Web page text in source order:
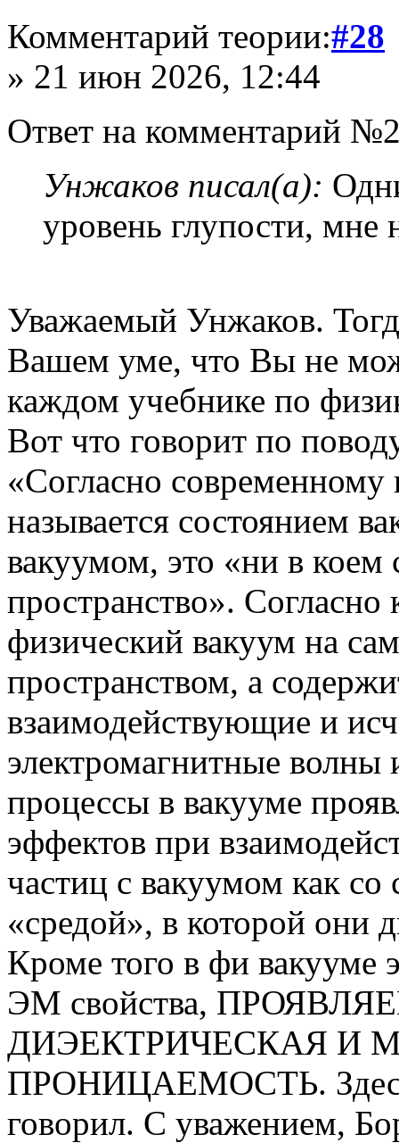
Комментарий теории:#28
» 21 июн 2026, 12:44
Ответ на комментарий
Унжаков писал(а):
уровень глупости, мне
Уважаемый Унжаков.
Вашем уме, что Вы не
каждом учебнике по
Вот что говорит по
«Согласно
называется состоянием
вакуумом, это «ни в коем
пространство». Согласно
физический вакуум на
пространством, а
взаимодействующие и
электромагнитные
процессы в вакууме
эффектов при
частиц с вакуумом как со
«средой», в которой они
Кроме того в фи вакууме
ЭМ свойства,
ДИЭЕКТРИЧЕСКАЯ И
ПРОНИЦАЕМОСТЬ. Здесь
говорил. С уважением,